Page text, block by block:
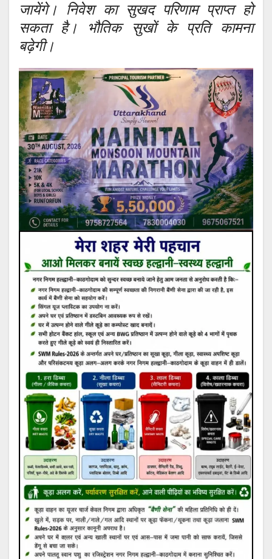
जायेंगे। निवेश का सुखद परिणाम प्राप्त हो
सकता है। भौतिक सुखों के प्रति कामना
बढ़ेगी।